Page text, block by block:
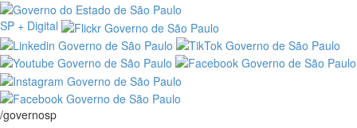
SP + Digital
/governosp